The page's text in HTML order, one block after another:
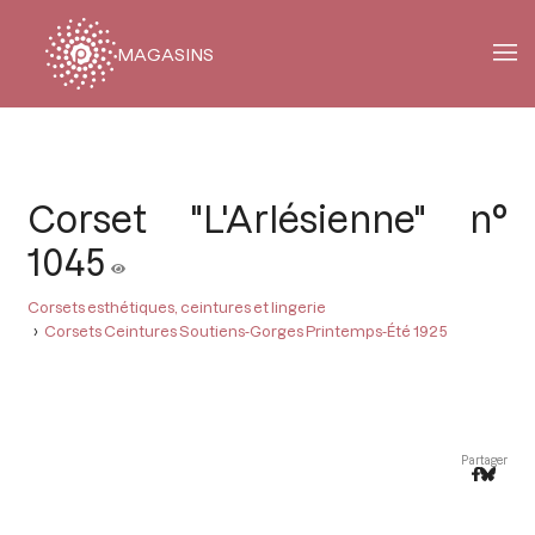
MAGASINS
Corset "L'Arlésienne" n°
1045
Corsets esthétiques, ceintures et lingerie
Corsets Ceintures Soutiens-Gorges Printemps-Été 1925
Partager